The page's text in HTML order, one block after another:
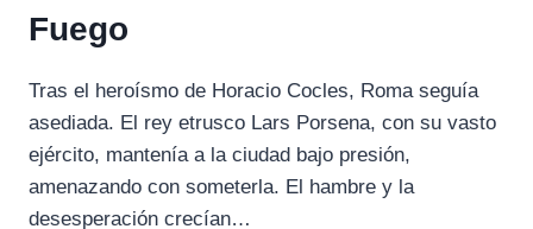
Fuego
Tras el heroísmo de Horacio Cocles, Roma seguía
asediada. El rey etrusco Lars Porsena, con su vasto
ejército, mantenía a la ciudad bajo presión,
amenazando con someterla. El hambre y la
desesperación crecían…